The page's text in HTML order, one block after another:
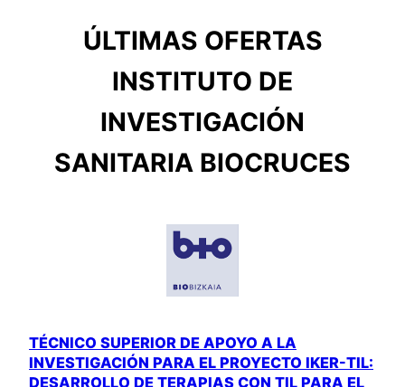
ÚLTIMAS OFERTAS
INSTITUTO DE
INVESTIGACIÓN
SANITARIA BIOCRUCES
TÉCNICO SUPERIOR DE APOYO A LA
INVESTIGACIÓN PARA EL PROYECTO IKER-TIL:
DESARROLLO DE TERAPIAS CON TIL PARA EL